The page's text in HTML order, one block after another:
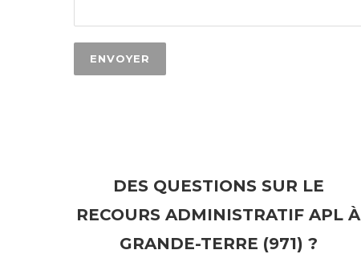
DES QUESTIONS SUR LE
RECOURS ADMINISTRATIF APL À
GRANDE-TERRE (971) ?